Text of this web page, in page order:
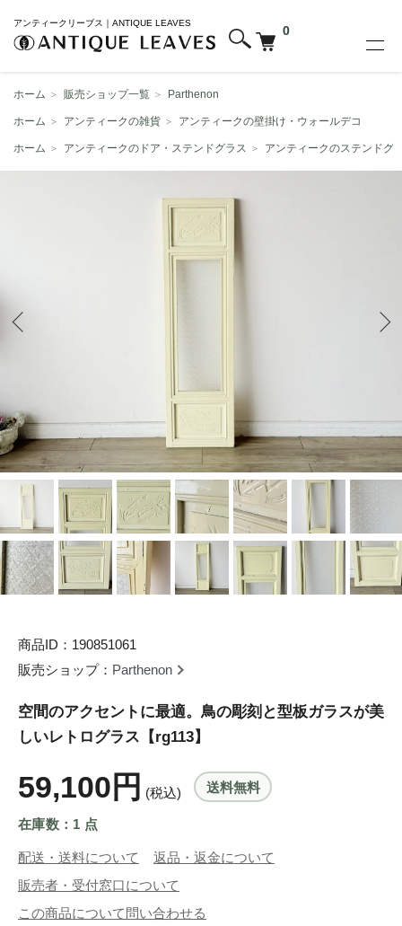
アンティークリーブス｜ANTIQUE LEAVES
0
ホーム ＞ 販売ショップ一覧 ＞ Parthenon
ホーム ＞ アンティークの雑貨 ＞ アンティークの壁掛け・ウォールデコ
ホーム ＞ アンティークのドア・ステンドグラス ＞ アンティークのステンドグ
商品ID：190851061
販売ショップ： Parthenon
空間のアクセントに最適。鳥の彫刻と型板ガラスが美
しいレトログラス【rg113】
59,100円 (税込) 送料無料
在庫数：1 点
配送・送料について
返品・返金について
販売者・受付窓口について
この商品について問い合わせる